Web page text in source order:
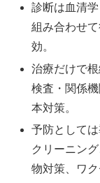
診断は血清
組み合わせ
効。
治療だけで
検査・関係
本対策。
予防として
クリーニン
物対策、ワ